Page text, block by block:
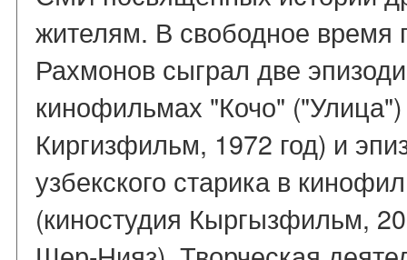
жителям. В свободное время
Рахмонов сыграл две
кинофильмах "Кочо" ("Улица")
Киргизфильм, 1972 год) и
узбекского старика в
(киностудия Кыргызфильм,